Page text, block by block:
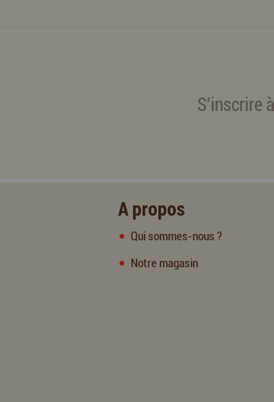
S'inscrire
A propos
Qui sommes-nous ?
Notre magasin